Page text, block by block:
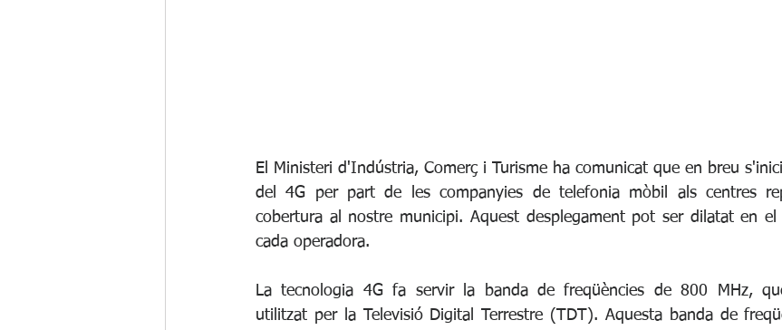
El Ministeri d'Indústria, Comerç i Turisme ha comunicat que en breu
del 4G per part de les companyies de telefonia mòbil als centres
cobertura al nostre municipi. Aquest desplegament pot ser dilatat en
cada operadora.
La tecnologia 4G fa servir la banda de freqüències de 800 MHz,
utilitzat per la Televisió Digital Terrestre (TDT). Aquesta banda de